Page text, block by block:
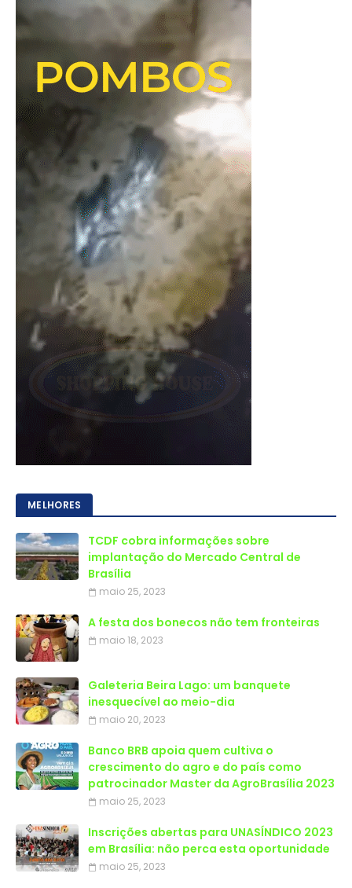
MELHORES
TCDF cobra informações sobre
implantação do Mercado Central de
Brasília
maio 25, 2023
A festa dos bonecos não tem fronteiras
maio 18, 2023
Galeteria Beira Lago: um banquete
inesquecível ao meio-dia
maio 20, 2023
Banco BRB apoia quem cultiva o
crescimento do agro e do país como
patrocinador Master da AgroBrasília 2023
maio 25, 2023
Inscrições abertas para UNASÍNDICO 2023
em Brasília: não perca esta oportunidade
maio 25, 2023